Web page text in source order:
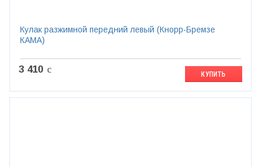
Кулак разжимной передний левый (Кнорр-Бремзе
КАМА)
3 410 c КУПИТЬ